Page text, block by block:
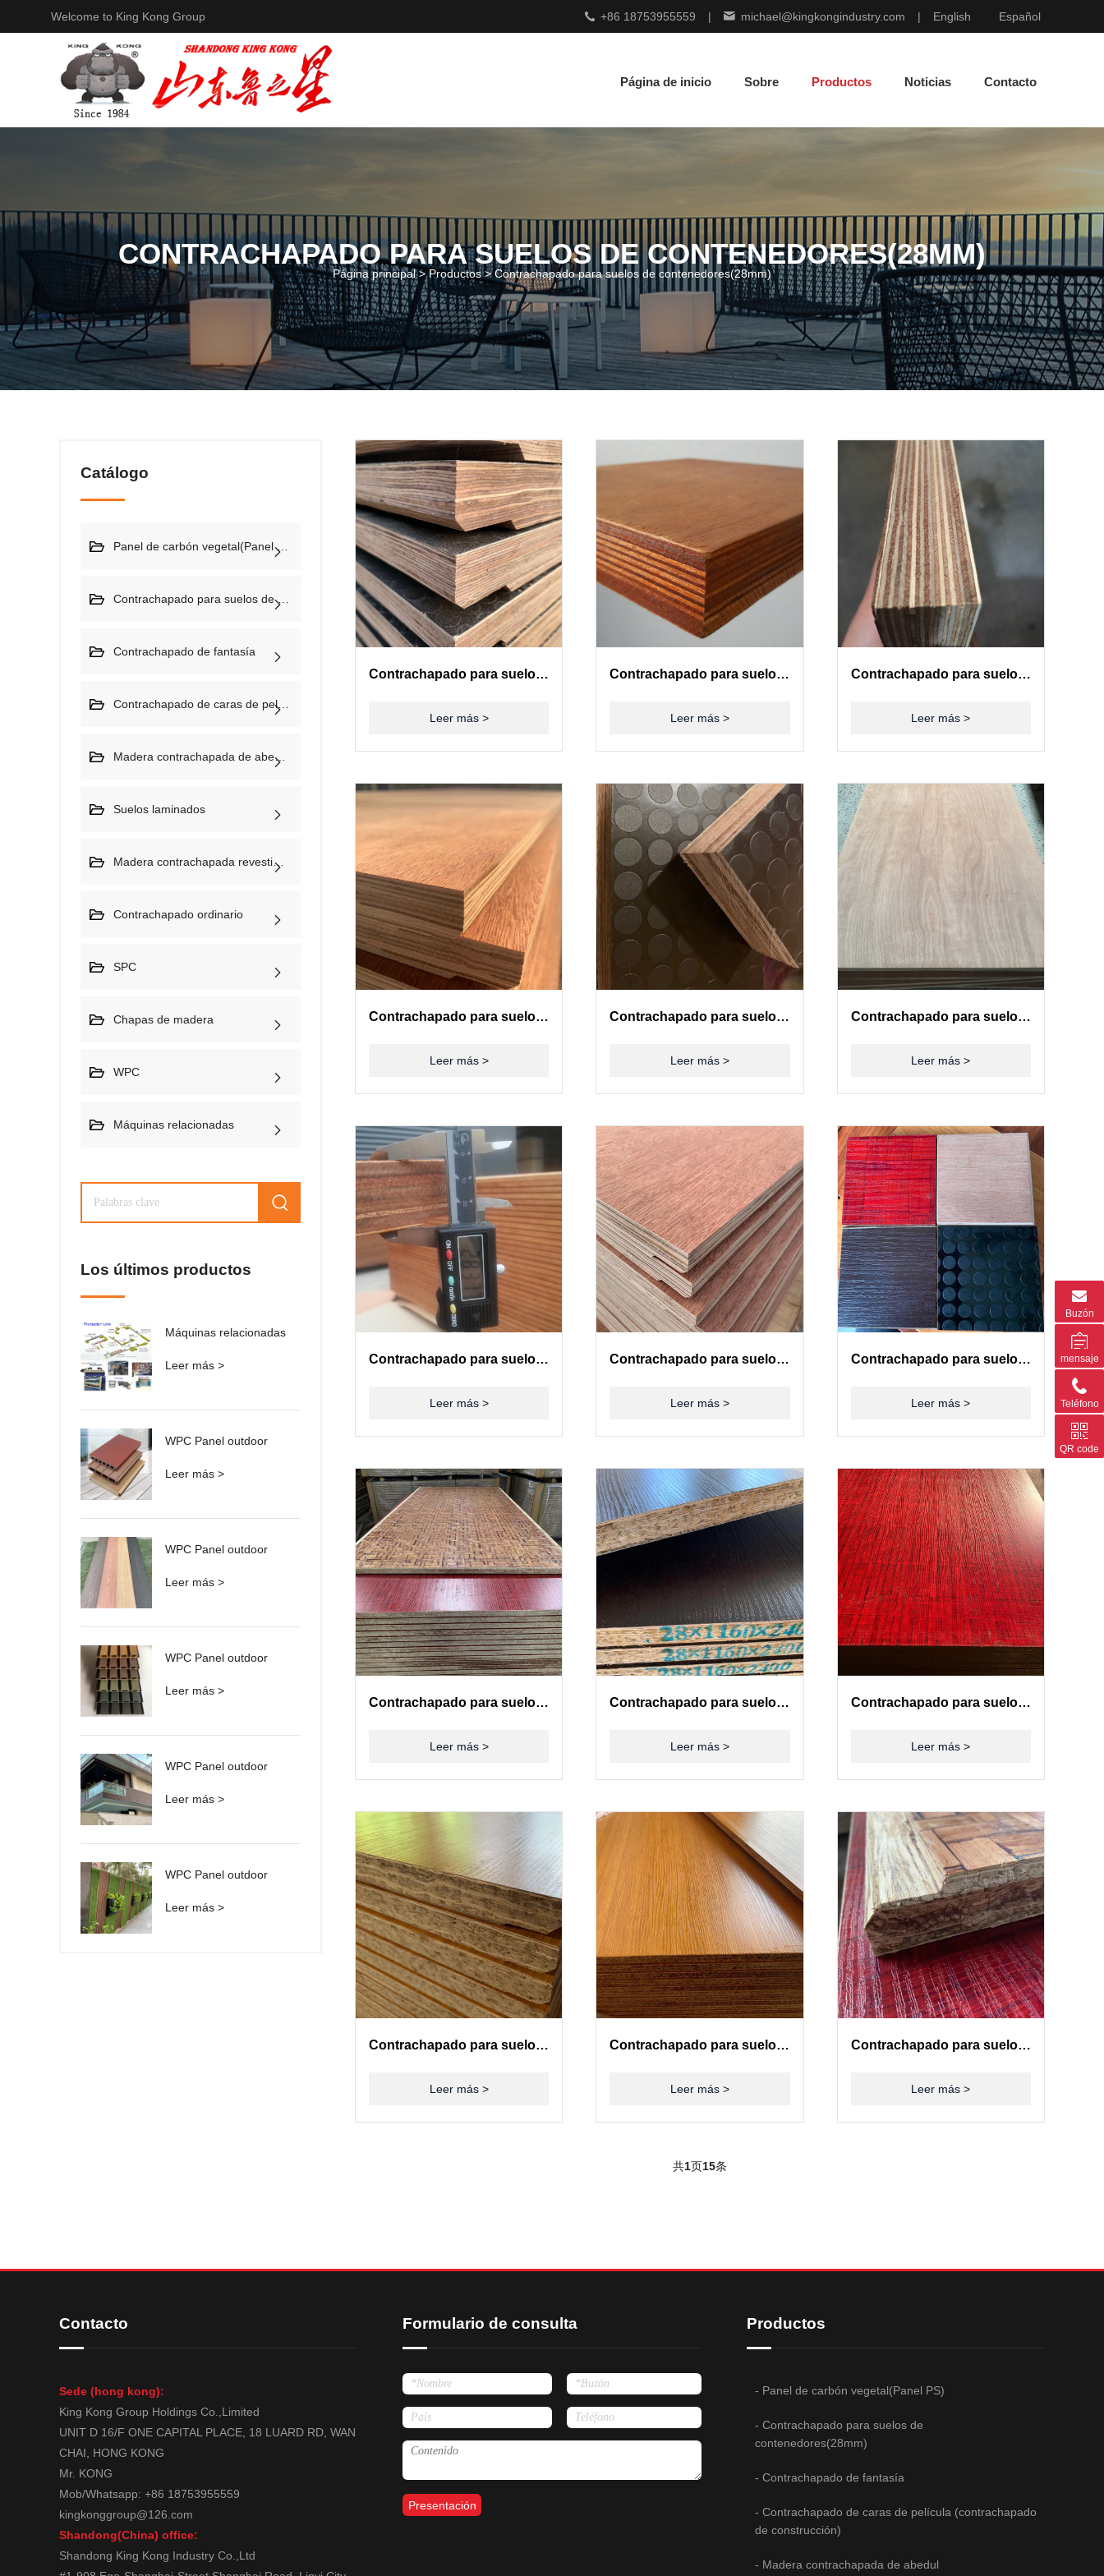
Welcome to King Kong Group +86 18753955559 | michael@kingkongindustry.com | English Español
Página de inicio Sobre Productos Noticias Contacto
CONTRACHAPADO PARA SUELOS DE CONTENEDORES(28MM)
Página principal >Productos>Contrachapado para suelos de contenedores(28mm)
Catálogo
Panel de carbón vegetal(Panel PS)
Contrachapado para suelos de contenedores(28mm)
Contrachapado de fantasía
Contrachapado de caras de película (contrachapado de construcción)
Madera contrachapada de abedul
Suelos laminados
Madera contrachapada revestida de papel melamínico
Contrachapado ordinario
SPC
Chapas de madera
WPC
Máquinas relacionadas
Los últimos productos
Máquinas relacionadas
Leer más >
WPC Panel outdoor
Leer más >
WPC Panel outdoor
Leer más >
WPC Panel outdoor
Leer más >
WPC Panel outdoor
Leer más >
WPC Panel outdoor
Leer más >
Contrachapado para suelos de contenedores(28mm)
Leer más >
Contrachapado para suelos de contenedores(28mm)
Leer más >
Contrachapado para suelos de contenedores(28mm)
Leer más >
Contrachapado para suelos de contenedores(28mm)
Leer más >
Contrachapado para suelos de contenedores(28mm)
Leer más >
Contrachapado para suelos de contenedores(28mm)
Leer más >
Contrachapado para suelos de contenedores(28mm)
Leer más >
Contrachapado para suelos de contenedores(28mm)
Leer más >
Contrachapado para suelos de contenedores(28mm)
Leer más >
Contrachapado para suelos de contenedores(28mm)
Leer más >
Contrachapado para suelos de contenedores(28mm)
Leer más >
Contrachapado para suelos de contenedores(28mm)
Leer más >
Contrachapado para suelos de contenedores(28mm)
Leer más >
Contrachapado para suelos de contenedores(28mm)
Leer más >
Contrachapado para suelos de contenedores(28mm)
Leer más >
共1页15条
Contacto
Sede (hong kong):
King Kong Group Holdings Co.,Limited
UNIT D 16/F ONE CAPITAL PLACE, 18 LUARD RD, WAN
CHAI, HONG KONG
Mr. KONG
Mob/Whatsapp: +86 18753955559
kingkonggroup@126.com
Shandong(China) office:
Shandong King Kong Industry Co.,Ltd
Formulario de consulta
Presentación
Productos
- Panel de carbón vegetal(Panel PS)
- Contrachapado para suelos de
contenedores(28mm)
- Contrachapado de fantasía
- Contrachapado de caras de película (contrachapado
de construcción)
- Madera contrachapada de abedul
Buzón
mensaje
Teléfono
QR code